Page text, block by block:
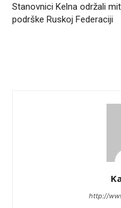
Stanovnici Kelna održali
podrške Ruskoj Federaciji
http://